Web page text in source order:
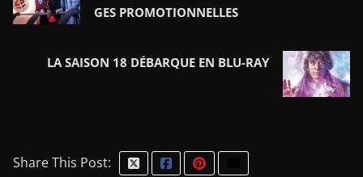
GES PROMOTIONNELLES
LA SAISON 18 DÉBARQUE EN BLU-RAY
Share This Post: